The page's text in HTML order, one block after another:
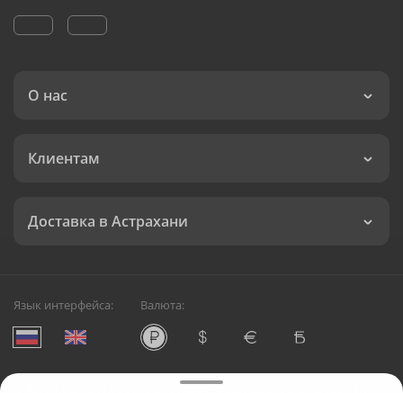
О нас
Клиентам
Доставка в Астрахани
Язык интерфейса: Валюта:
Служба круглосуточной доставки цветов в Астрахани